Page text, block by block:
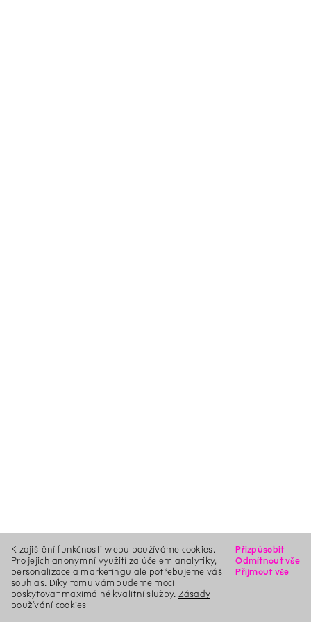
K zajištění funkčnosti webu používáme cookies.
Pro jejich anonymní využití za účelem analytiky,
personalizace a marketingu ale potřebujeme váš
souhlas. Díky tomu vám budeme moci
poskytovat maximálně kvalitní služby. Zásady
používání cookies
Přizpůsobit
Odmítnout vše
Přijmout vše